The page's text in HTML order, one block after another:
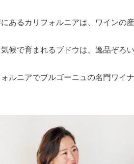
あるカリフォルニアは、ワインの産
候で育まれるブドウは、逸品ぞろ
ルニアでブルゴーニュの名門ワイ